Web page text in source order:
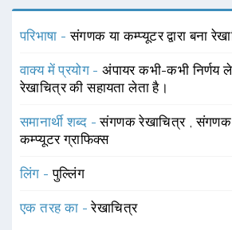
परिभाषा -संगणक या कम्प्यूटर द्वारा बना
वाक्य में प्रयोग -अंपायर कभी-कभी
रेखाचित्र की सहायता लेता है।
समानार्थी शब्द -संगणक रेखाचित्र ,संगणक
कम्प्यूटर ग्राफिक्स
लिंग -पुल्लिंग
एक तरह का -रेखाचित्र